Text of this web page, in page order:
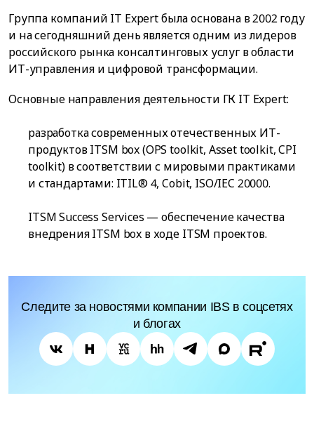
Группа компаний IT Expert была основана в 2002 году
и на сегодняшний день является одним из лидеров
российского рынка консалтинговых услуг в области
ИТ-управления и цифровой трансформации.
Основные направления деятельности ГК IT Expert:
разработка современных отечественных ИТ-
продуктов ITSM box (OPS toolkit, Asset toolkit, CPI
toolkit) в соответствии с мировыми практиками
и стандартами: ITIL® 4, Cobit, ISO/IEC 20000.
ITSM Success Services — обеспечение качества
внедрения ITSM box в ходе ITSM проектов.
Следите за новостями компании IBS в соцсетях
и блогах